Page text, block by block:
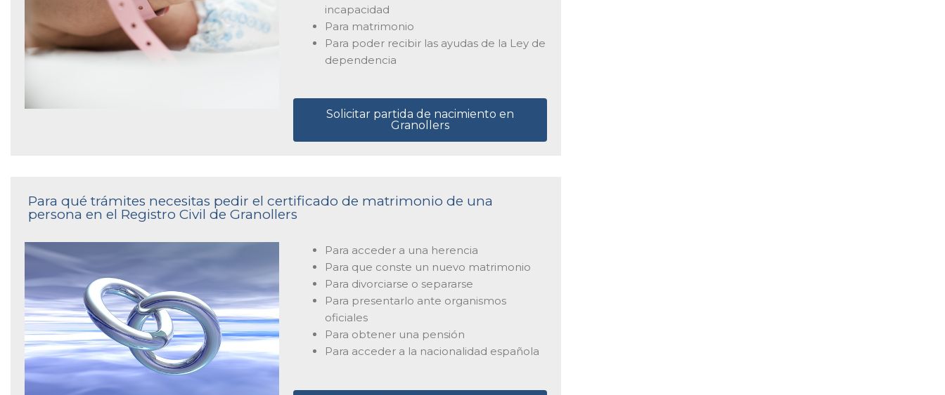
incapacidad
Para matrimonio
Para poder recibir las ayudas de la Ley de
dependencia
Solicitar partida de nacimiento en
Granollers
Para qué trámites necesitas pedir el certificado de matrimonio de una
persona en el Registro Civil de Granollers
Para acceder a una herencia
Para que conste un nuevo matrimonio
Para divorciarse o separarse
Para presentarlo ante organismos
oficiales
Para obtener una pensión
Para acceder a la nacionalidad española